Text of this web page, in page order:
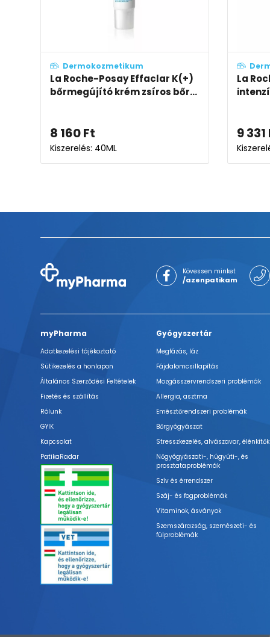
Dermokozmetikum
La Roche-Posay Effaclar K(+)
bőrmegújító krém zsíros bőr...
8 160Ft
Kiszerelés: 40ML
La
9 331
Kövessen minket
/azenpatikam
myPharma
Adatkezelési tájékoztató
Sütikezelés a honlapon
Általános Szerződési Feltételek
Fizetés és szállítás
Rólunk
GYIK
Kapcsolat
PatikaRadar
Gyógyszertár
Megfázás, láz
Fájdalomcsillapítás
Mozgásszervrendszeri problémák
Allergia, asztma
Emésztőrendszeri problémák
Bőrgyógyászat
Stresszkezelés, alvászavar, élénkítők
Nőgyógyászati-, húgyúti-, és
prosztataproblémák
Szív és érrendszer
Száj- és fogproblémák
Vitaminok, ásványok
Szemszárazság, szemészeti- és
fülproblémák